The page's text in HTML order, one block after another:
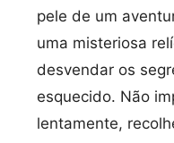
pele de um
uma misteriosa
desvendar os
esquecido. Não
lentamente,